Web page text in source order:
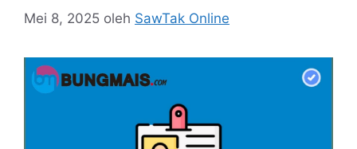
Mei 8, 2025 oleh SawTak Online